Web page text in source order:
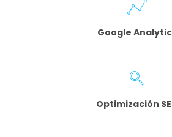
Google
Optimización